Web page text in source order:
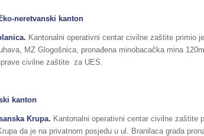
neretvanski kanton
Kantonalni operativni centar civilne zaštite primio
MZ Glogošnica, pronađena minobacačka mina
civilne zaštite za UES.
kanton
Krupa. Kantonalni operativni centar civilne zaštite
da je na privatnom posjedu u ul. Branilaca grada